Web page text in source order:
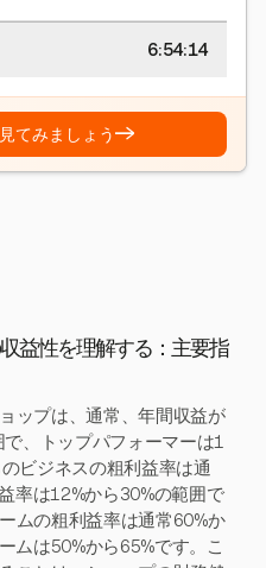
6:54:15
てみましょう→
益性を理解する：主要指
ップは、通常、年間収益が
、トップパフォーマーは1
ビジネスの粗利益率は通
率は12%から30%の範囲で
ムの粗利益率は通常60%か
ムは50%から65%です。こ